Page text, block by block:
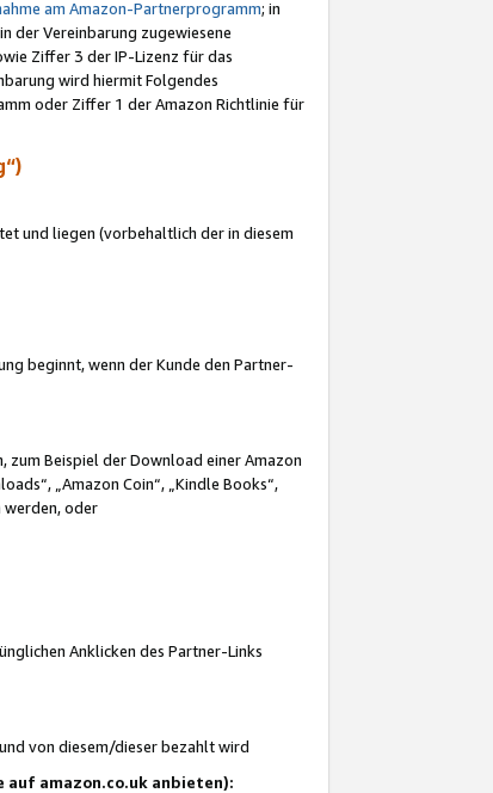
am Amazon-Partnerprogramm; in
der Vereinbarung zugewiesene
Ziffer 3 der IP-Lizenz für das
wird hiermit Folgendes
oder Ziffer 1 der Amazon Richtlinie für
und liegen (vorbehaltlich der in diesem
beginnt, wenn der Kunde den Partner-
Beispiel der Download einer Amazon
„Amazon Coin“, „Kindle Books“,
werden, oder
Anklicken des Partner-Links
von diesem/dieser bezahlt wird
auf amazon.co.uk anbieten):